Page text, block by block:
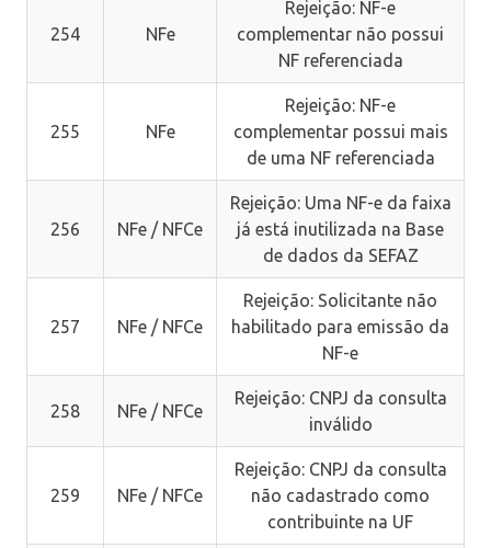
254 NFe
Rejeição: NF-e
complementar não possui
NF referenciada
255 NFe
Rejeição: NF-e
complementar possui mais
de uma NF referenciada
256 NFe / NFCe
Rejeição: Uma NF-e da faixa
já está inutilizada na Base
de dados da SEFAZ
257 NFe / NFCe
Rejeição: Solicitante não
habilitado para emissão da
NF-e
258 NFe / NFCe
Rejeição: CNPJ da consulta
inválido
259 NFe / NFCe
Rejeição: CNPJ da consulta
não cadastrado como
contribuinte na UF